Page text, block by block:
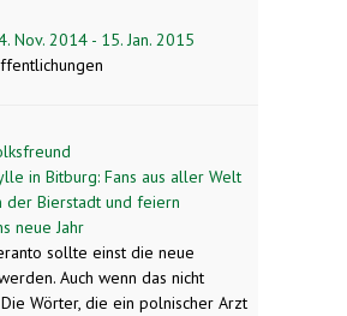
Nov. 2014 - 15. Jan. 2015
in Bitburg: Fans aus aller Welt
der Bierstadt und feiern
neue Jahr
sollte einst die neue
Auch wenn das nicht
Wörter, die ein polnischer Arzt